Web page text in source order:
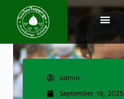
admin
September 19, 2025